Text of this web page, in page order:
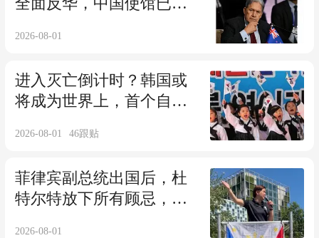
全面反华，中国使馆已读
2026-08-01
进入灭亡倒计时？韩国或
将成为世界上，首个自然
2026-08-01 46跟贴
菲律宾副总统出国后，杜
特尔特放下所有顾忌，对
2026-08-01